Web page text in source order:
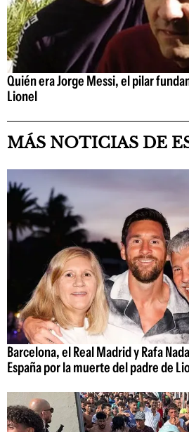
Quién era Jorge Messi, el pilar
Lionel
MÁS NOTICIAS DE
Barcelona, el Real Madrid y Rafa
España por la muerte del padre de